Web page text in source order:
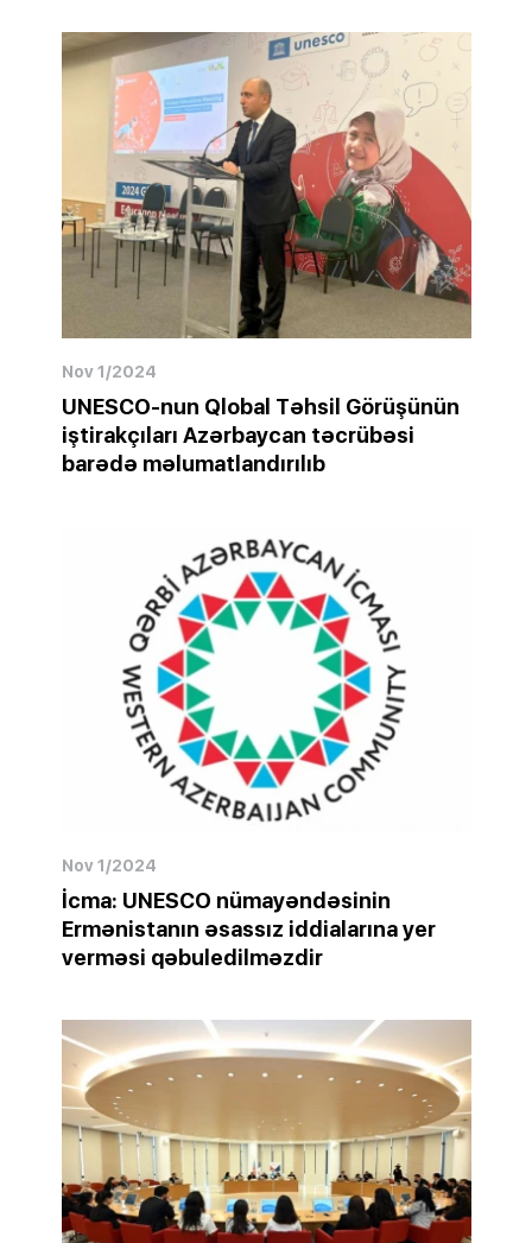
Nov 1/2024
UNESCO-nun Qlobal Təhsil Görüşünün
iştirakçıları Azərbaycan təcrübəsi
barədə məlumatlandırılıb
Nov 1/2024
İcma: UNESCO nümayəndəsinin
Ermənistanın əsassız iddialarına yer
verməsi qəbuledilməzdir